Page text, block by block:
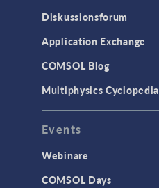
Diskussionsforum
Application Exchange
COMSOL Blog
Multiphysics Cyclopedia
Events
Webinare
COMSOL Days